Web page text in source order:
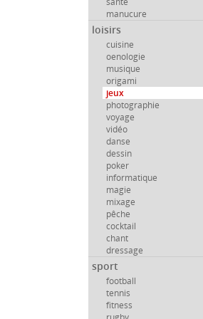
manucure
loisirs
cuisine
oenologie
musique
origami
jeux
photographie
voyage
vidéo
danse
dessin
poker
informatique
magie
mixage
pêche
cocktail
chant
dressage
sport
football
tennis
fitness